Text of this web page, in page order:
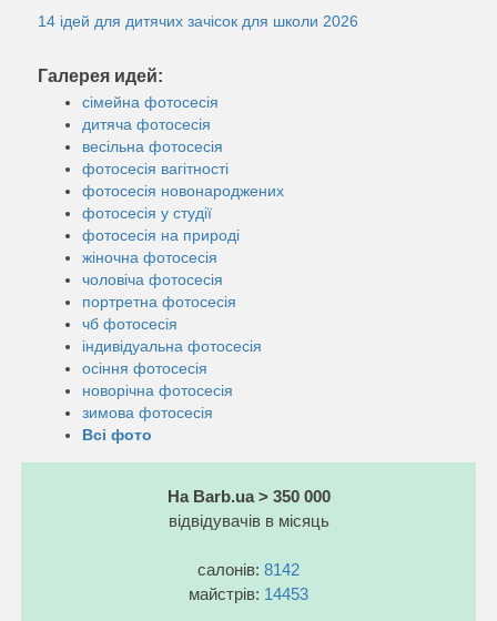
14 ідей для дитячих зачісок для школи 2026
Галерея идей:
сімейна фотосесія
дитяча фотосесія
весільна фотосесія
фотосесія вагітності
фотосесія новонароджених
фотосесія у студії
фотосесія на природі
жіночна фотосесія
чоловіча фотосесія
портретна фотосесія
чб фотосесія
індивідуальна фотосесія
осіння фотосесія
новорічна фотосесія
зимова фотосесія
Всі фото
На Barb.ua > 350 000
відвідувачів в місяць
салонів: 8142
майстрів: 14453